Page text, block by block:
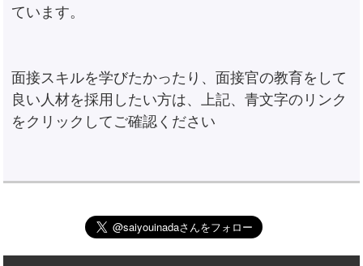
ています。
面接スキルを学びたかったり、面接官の教育をして
良い人材を採用したい方は、上記、青文字のリンク
をクリックしてご確認ください